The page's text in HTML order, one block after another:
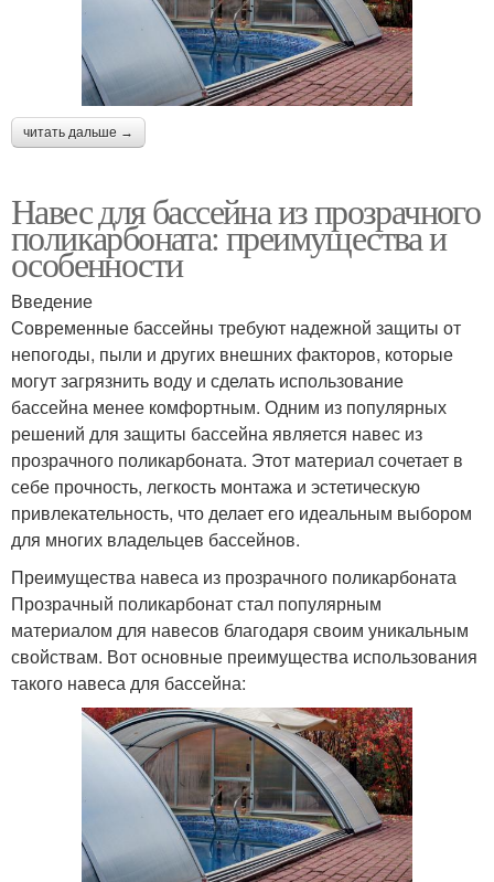
читать дальше →
Навес для бассейна из прозрачного
поликарбоната: преимущества и
особенности
Введение
Современные бассейны требуют надежной защиты от
непогоды, пыли и других внешних факторов, которые
могут загрязнить воду и сделать использование
бассейна менее комфортным. Одним из популярных
решений для защиты бассейна является навес из
прозрачного поликарбоната. Этот материал сочетает в
себе прочность, легкость монтажа и эстетическую
привлекательность, что делает его идеальным выбором
для многих владельцев бассейнов.
Преимущества навеса из прозрачного поликарбоната
Прозрачный поликарбонат стал популярным
материалом для навесов благодаря своим уникальным
свойствам. Вот основные преимущества использования
такого навеса для бассейна: